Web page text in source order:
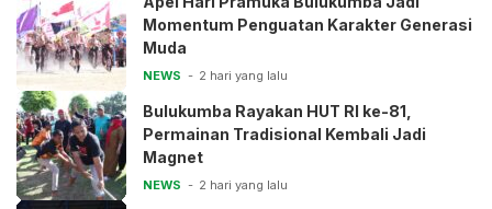
Momentum Penguatan Karakter Generasi
Muda
NEWS 2 hari yang lalu
Bulukumba Rayakan HUT RI ke-81,
Permainan Tradisional Kembali Jadi
Magnet
NEWS 2 hari yang lalu